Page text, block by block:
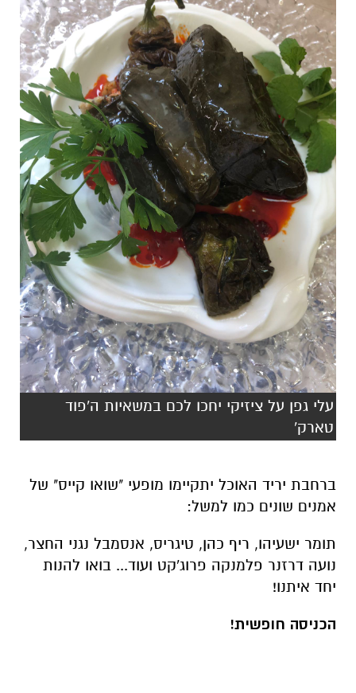
עלי גפן על ציזיקי יחכו לכם במשאיות ה'פוד
טארק'
ברחבת יריד האוכל יתקיימו מופעי "שואו קייס" של
אמנים שונים כמו למשל:
תומר ישעיהו, ריף כהן, טיגריס, אנסמבל נגני החצר,
נועה דרזנר פלמנקה פרוג'קט ועוד... בואו להנות
יחד איתנו!
הכניסה חופשית!